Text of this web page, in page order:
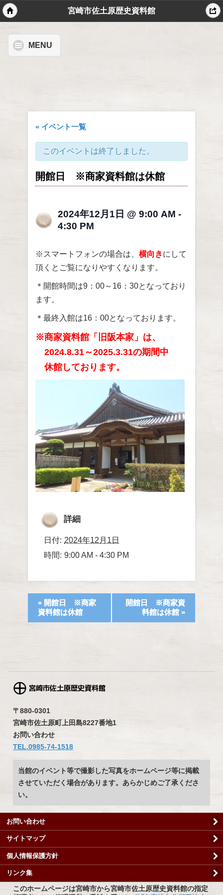
宮崎市佐土原歴史資料館
MENU
« イベント一覧
このイベントは終了しました。
開館日 ※商家資料館は休館
2024年12月1日 @ 9:00 AM -
4:30 PM
※スマートフォンの場合は、 横向きにして
頂くとご覧になりやすくなります。
＊開館時間は9：00～16：30となっており
ます。
＊最終入館は16：00となっております。
※商家資料館「旧阪本家」は、
2024.8.31～2025.3.31の期間中
休館しております。
詳細
日付: 2024年12月1日
時間: 9:00 AM - 4:30 PM
« 開館日 ※商家
資料館は休館
開館日 ※商家資
料館は休館 »
〒880-0301
宮崎市佐土原町上田島8227番地1
お問い合わせ
TEL.0985-74-1518
当館のイベント等で撮影した写真をホームページ等に掲載
させていただく場合があります。あらかじめご了承くださ
い。
お問い合わせ
サイトマップ
個人情報保護方針
リンク集
このホームページは宮崎市から宮崎市佐土原歴史資料館の指定